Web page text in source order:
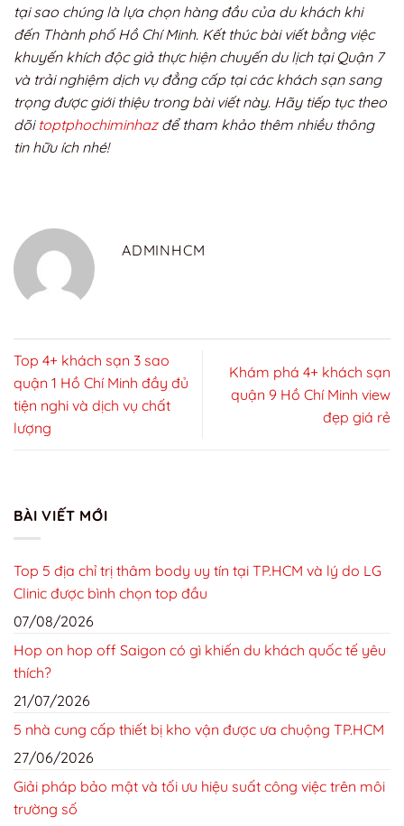
tại sao chúng là lựa chọn hàng đầu của du khách khi
đến Thành phố Hồ Chí Minh. Kết thúc bài viết bằng việc
khuyến khích độc giả thực hiện chuyến du lịch tại Quận 7
và trải nghiệm dịch vụ đẳng cấp tại các khách sạn sang
trọng được giới thiệu trong bài viết này. Hãy tiếp tục theo
dõi toptphochiminhazđể tham khảo thêm nhiều thông
tin hữu ích nhé!
ADMINHCM
Top 4+ khách sạn 3 sao
quận 1 Hồ Chí Minh đầy đủ
tiện nghi và dịch vụ chất
lượng
Khám phá 4+ khách sạn
quận 9 Hồ Chí Minh view
đẹp giá rẻ
BÀI VIẾT MỚI
Top 5 địa chỉ trị thâm body uy tín tại TP.HCM và lý do LG
Clinic được bình chọn top đầu
07/08/2026
Hop on hop off Saigon có gì khiến du khách quốc tế yêu
thích?
21/07/2026
5 nhà cung cấp thiết bị kho vận được ưa chuộng TP.HCM
27/06/2026
Giải pháp bảo mật và tối ưu hiệu suất công việc trên môi
trường số